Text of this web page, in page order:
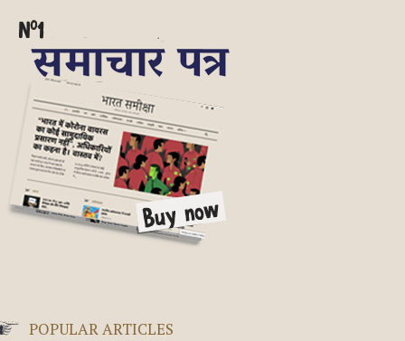
POPULAR ARTICLES